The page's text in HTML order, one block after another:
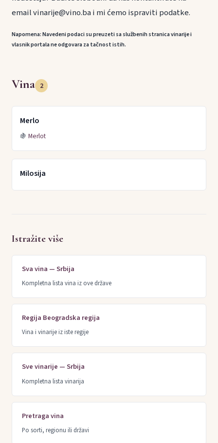
email vinarije@vino.ba i mi ćemo ispraviti podatke.
Napomena: Navedeni podaci su preuzeti sa službenih stranica vinarije i
vlasnik portala ne odgovara za tačnost istih.
Vina 2
Merlo
🍇 Merlot
Milosija
Istražite više
Sva vina — Srbija
Kompletna lista vina iz ove države
Regija Beogradska regija
Vina i vinarije iz iste regije
Sve vinarije — Srbija
Kompletna lista vinarija
Pretraga vina
Po sorti, regionu ili državi